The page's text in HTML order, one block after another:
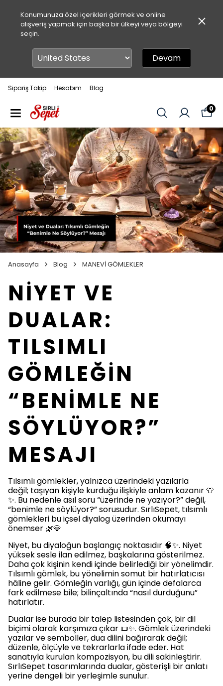
Konumunuza özel içerikleri görmek ve online
alışveriş yapmak için başka bir ülkeyi veya bölgeyi
seçin.
Devam
Sipariş Takip Hesabım Blog
0
Anasayfa Blog MANEVİ GÖMLEKLER
NİYET VE
DUALAR:
TILSIMLI
GÖMLEĞİN
“BENİMLE NE
SÖYLÜYOR?”
MESAJI
Tılsımlı gömlekler, yalnızca üzerindeki yazılarla
değil; taşıyan kişiyle kurduğu ilişkiyle anlam kazanır 👕
✨. Bu nedenle asıl soru “üzerinde ne yazıyor?” değil,
“benimle ne söylüyor?” sorusudur. SırlıSepet, tılsımlı
gömlekleri bu içsel diyalog üzerinden okumayı
önemser 🌿💎
Niyet, bu diyaloğun başlangıç noktasıdır 🧠✨. Niyet
yüksek sesle ilan edilmez, başkalarına gösterilmez.
Daha çok kişinin kendi içinde belirlediği bir yönelimdir.
Tılsımlı gömlek, bu yönelimin somut bir hatırlatıcısı
hâline gelir. Gömleğin varlığı, gün içinde defalarca
fark edilmese bile; bilinçaltında “nasıl durduğunu”
hatırlatır.
Dualar ise burada bir talep listesinden çok, bir dil
biçimi olarak karşımıza çıkar 📜✨. Gömlek üzerindeki
yazılar ve semboller, dua dilini bağırarak değil;
düzenle, ölçüyle ve tekrarlarla ifade eder. Hat
sanatıyla kurulan kompozisyon, bu dili sakinleştirir.
SırlıSepet tasarımlarında dualar, gösterişli bir anlatı
yerine dengeli bir yerleşimle sunulur.